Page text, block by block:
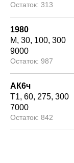
313
1980
М 30 100 300
9000
987
АК6ч
Т1 60 275 300
7000
842